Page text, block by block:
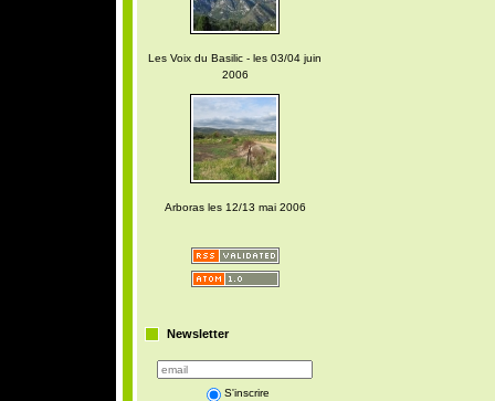
Les Voix du Basilic - les 03/04 juin
2006
Arboras les 12/13 mai 2006
Newsletter
S'inscrire